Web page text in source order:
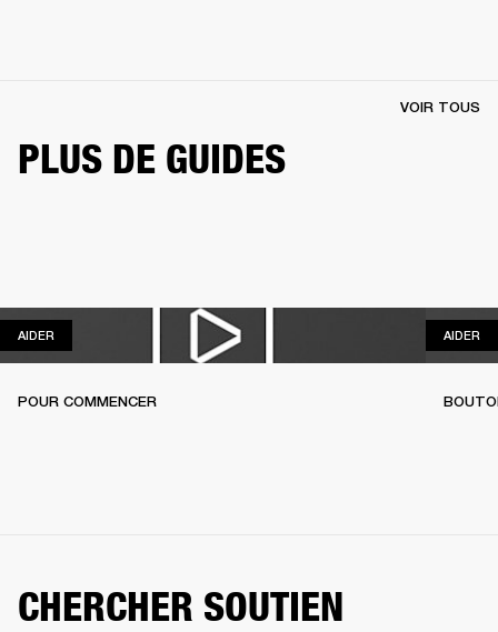
PLUS DE GUIDES
VOIR TOUS
AIDER
POUR COMMENCER
AIDER
CHERCHER SOUTIEN